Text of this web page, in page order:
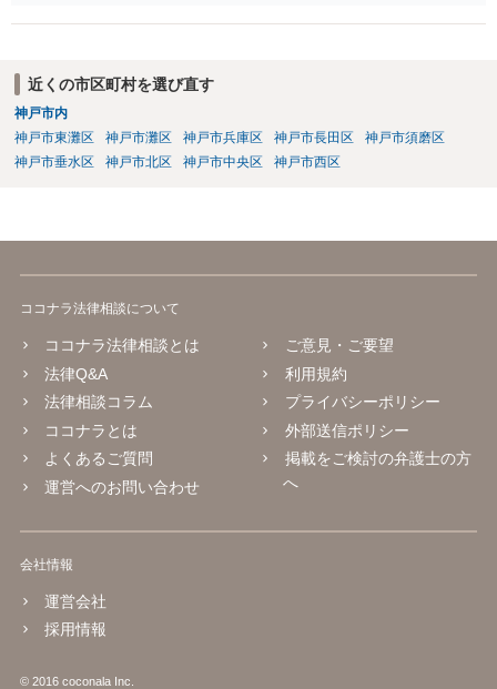
渡は成立しないでしょう。それでも万が一表明保証なしで株式譲渡契
取ることになりますが、譲渡後は売却側が一切責任を負わないとの確
約がない限り、争いが起きる可能性はあります。 2番目の点について
は、口座は法人名義のものでしょうから、一般的には株式譲渡であれ
ば売却側に責任追及が来ることはないでしょうが、口座を不正に使用
するような相手であればそもそも取引はしない方がいいと思います。
近くの市区町村を選び直す
神戸市内
神戸市東灘区
神戸市灘区 神戸市兵庫区 神戸市長田区
神戸市須磨区
神戸市垂水区
神戸市北区 神戸市中央区 神戸市西区
ココナラ法律相談について
ココナラ法律相談とは
法律Q&A
法律相談コラム
ココナラとは
よくあるご質問
運営へのお問い合わせ
ご意見・ご要望
利用規約
プライバシーポリシー
外部送信ポリシー
掲載をご検討の弁護士の方
へ
会社情報
運営会社
採用情報
© 2016 coconala Inc.